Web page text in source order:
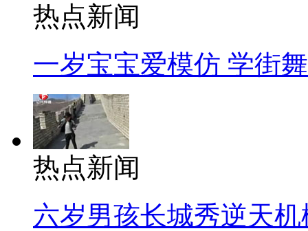
热点新闻
一岁宝宝爱模仿 学街
热点新闻
六岁男孩长城秀逆天机